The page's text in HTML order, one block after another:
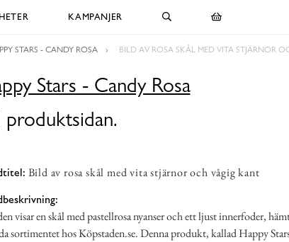
KAMPANJER
STARS - CANDY ROSA BILD AV ROSA SKÅL MED VITA STJÄRNOR
Stars - Candy Rosa
Bild av rosa skål med vita stjärnor och vågig kant
visar en skål med pastellrosa nyanser och ett ljust innerfoder,
sortimentet hos Köpstaden.se. Denna produkt, kallad Happy